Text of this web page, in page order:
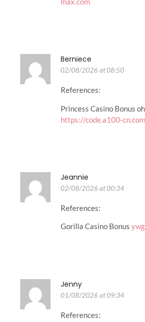
Berniece
02/08/2026 at 08:50
References:
Princess Casino Bonus
https://code.a100-
Jeannie
02/08/2026 at 00:34
References:
Gorilla Casino Bonus
Jenny
01/08/2026 at 09:34
References: